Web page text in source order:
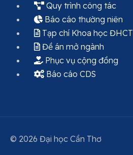
Quy trình công tác
Báo cáo thường niên
Tạp chí Khoa học ĐHCT
Đề án mở ngành
Phục vụ cộng đồng
Báo cáo CDS
© 2026 Đại học Cần Thơ